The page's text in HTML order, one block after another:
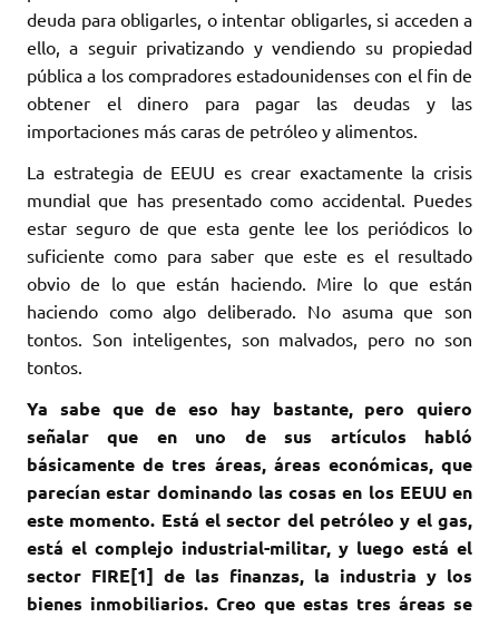
deuda para obligarles, o intentar obligarles, si acceden a
ello, a seguir privatizando y vendiendo su propiedad
pública a los compradores estadounidenses con el fin de
obtener el dinero para pagar las deudas y las
importaciones más caras de petróleo y alimentos.
La estrategia de EEUU es crear exactamente la crisis
mundial que has presentado como accidental. Puedes
estar seguro de que esta gente lee los periódicos lo
suficiente como para saber que este es el resultado
obvio de lo que están haciendo. Mire lo que están
haciendo como algo deliberado. No asuma que son
tontos. Son inteligentes, son malvados, pero no son
tontos.
Ya sabe que de eso hay bastante, pero quiero
señalar que en uno de sus artículos habló
básicamente de tres áreas, áreas económicas, que
parecían estar dominando las cosas en los EEUU en
este momento. Está el sector del petróleo y el gas,
está el complejo industrial-militar, y luego está el
sector FIRE[1] de las finanzas, la industria y los
bienes inmobiliarios. Creo que estas tres áreas se